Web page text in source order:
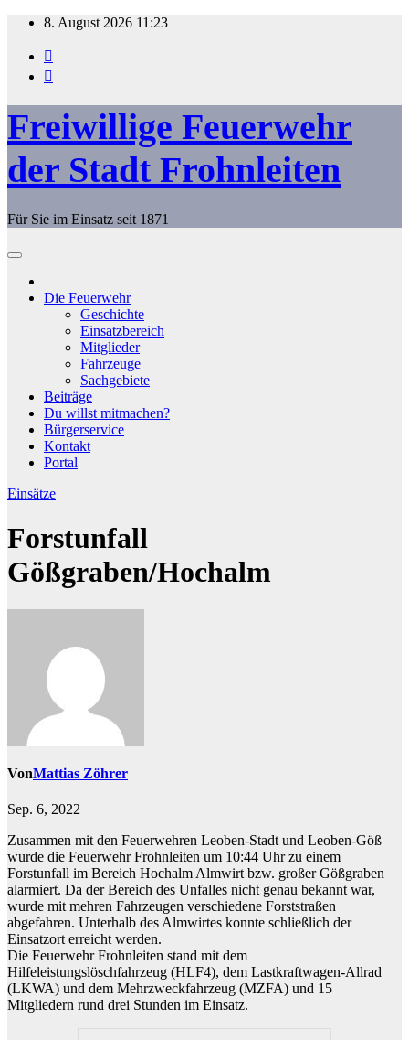
Zum
springen
8. August 2026 11:23
Freiwillige Feuerwehr
der Stadt Frohnleiten
Für Sie im Einsatz seit 1871
Die Feuerwehr
Geschichte
Einsatzbereich
Mitglieder
Fahrzeuge
Sachgebiete
Beiträge
Du willst mitmachen?
Bürgerservice
Kontakt
Portal
Einsätze
Forstunfall
Gößgraben/Hochalm
VonMattias Zöhrer
Sep. 6, 2022
Zusammen mit den Feuerwehren Leoben-Stadt und Leoben-Göß
wurde die Feuerwehr Frohnleiten um 10:44 Uhr zu einem
Forstunfall im Bereich Hochalm Almwirt bzw. großer Gößgraben
alarmiert. Da der Bereich des Unfalles nicht genau bekannt war,
wurde mit mehren Fahrzeugen verschiedene Forststraßen
abgefahren. Unterhalb des Almwirtes konnte schließlich der
Einsatzort erreicht werden.
Die Feuerwehr Frohnleiten stand mit dem
Hilfeleistungslöschfahrzeug (HLF4), dem Lastkraftwagen-Allrad
(LKWA) und dem Mehrzweckfahrzeug (MZFA) und 15
Mitgliedern rund drei Stunden im Einsatz.